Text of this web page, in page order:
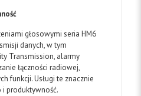
głosowymi seria HM6
danych, w tym
Transmission, alarmy
łączności radiowej,
funkcji. Usługi te znacznie
i produktywność.